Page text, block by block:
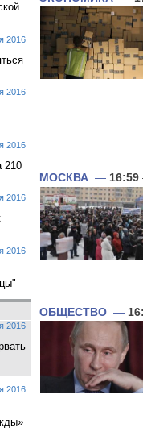
2016
2016
2016
210
2016
2016
2016
2016
МОСКВА — 16:59
ОБЩЕСТВО —